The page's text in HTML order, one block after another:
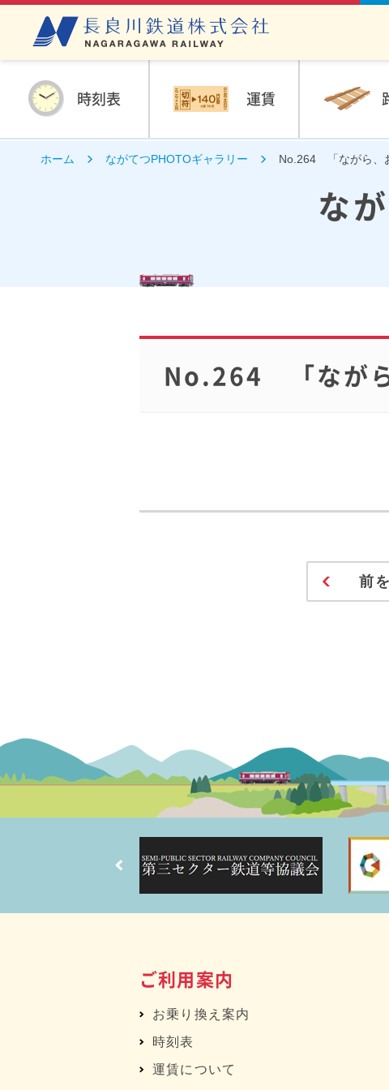
時刻表 運賃
ホーム ながてつPHOTOギャラリー No.264 「ながら、
な
No.264 「ながら
前
ご利用案内
お乗り換え案内
時刻表
運賃について